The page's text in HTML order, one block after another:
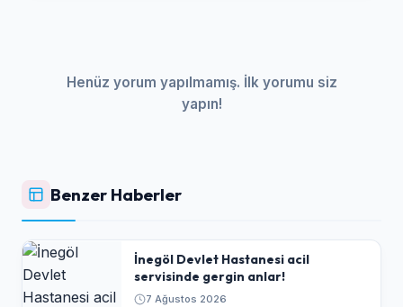
Henüz yorum yapılmamış. İlk yorumu siz
yapın!
Benzer Haberler
İnegöl Devlet Hastanesi acil
servisinde gergin anlar!
7 Ağustos 2026